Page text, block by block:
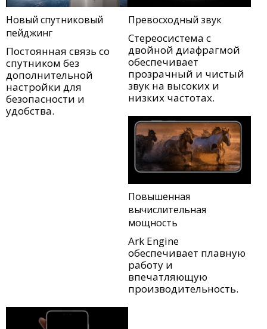
Новый спутниковый
пейджинг
Постоянная связь со
спутником без
дополнительной
настройки для
безопасности и
удобства.
Превосходный звук
Стереосистема с
двойной диафрагмой
обеспечивает
прозрачный и чистый
звук на высоких и
низких частотах.
Повышенная
вычислительная
мощность
Ark Engine
обеспечивает плавную
работу и
впечатляющую
производительность.